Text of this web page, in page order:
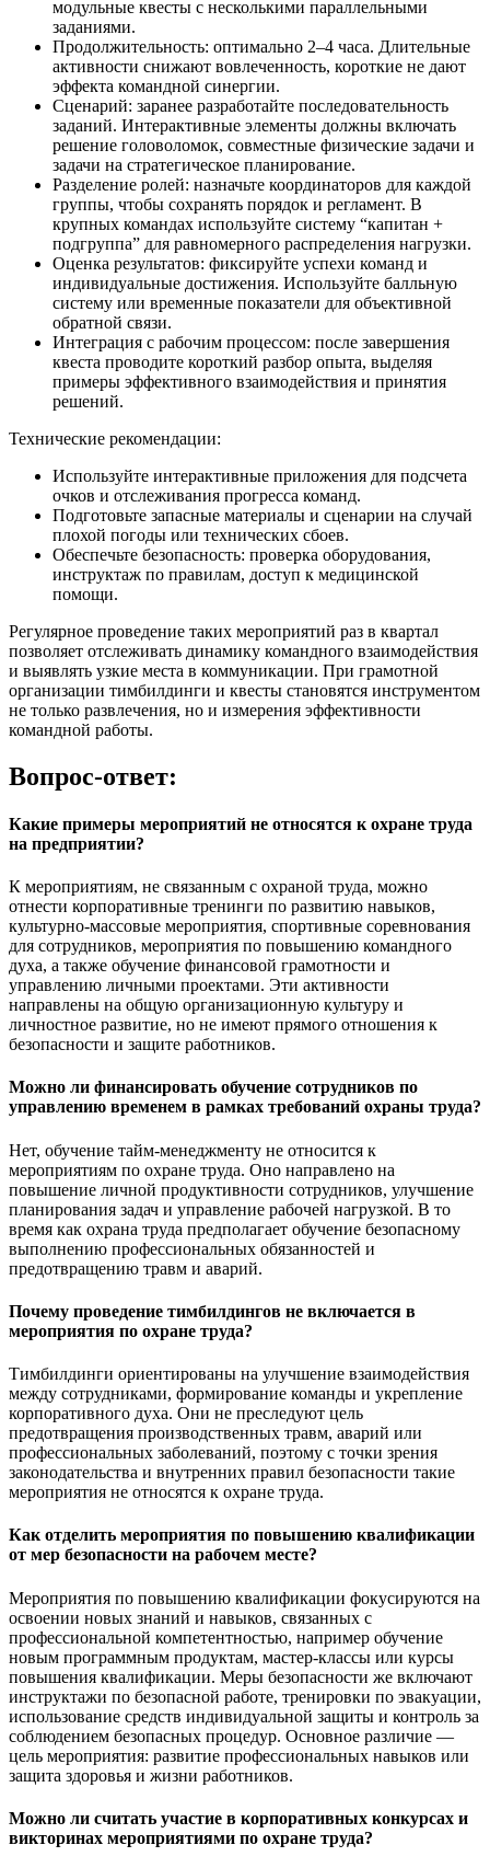
модульные квесты с несколькими параллельными
заданиями.
Продолжительность: оптимально 2–4 часа. Длительные
активности снижают вовлеченность, короткие не дают
эффекта командной синергии.
Сценарий: заранее разработайте последовательность
заданий. Интерактивные элементы должны включать
решение головоломок, совместные физические задачи и
задачи на стратегическое планирование.
Разделение ролей: назначьте координаторов для каждой
группы, чтобы сохранять порядок и регламент. В
крупных командах используйте систему “капитан +
подгруппа” для равномерного распределения нагрузки.
Оценка результатов: фиксируйте успехи команд и
индивидуальные достижения. Используйте балльную
систему или временные показатели для объективной
обратной связи.
Интеграция с рабочим процессом: после завершения
квеста проводите короткий разбор опыта, выделяя
примеры эффективного взаимодействия и принятия
решений.
Технические рекомендации:
Используйте интерактивные приложения для подсчета
очков и отслеживания прогресса команд.
Подготовьте запасные материалы и сценарии на случай
плохой погоды или технических сбоев.
Обеспечьте безопасность: проверка оборудования,
инструктаж по правилам, доступ к медицинской
помощи.
Регулярное проведение таких мероприятий раз в квартал
позволяет отслеживать динамику командного взаимодействия
и выявлять узкие места в коммуникации. При грамотной
организации тимбилдинги и квесты становятся инструментом
не только развлечения, но и измерения эффективности
командной работы.
Вопрос-ответ:
Какие примеры мероприятий не относятся к охране труда
на предприятии?
К мероприятиям, не связанным с охраной труда, можно
отнести корпоративные тренинги по развитию навыков,
культурно-массовые мероприятия, спортивные соревнования
для сотрудников, мероприятия по повышению командного
духа, а также обучение финансовой грамотности и
управлению личными проектами. Эти активности
направлены на общую организационную культуру и
личностное развитие, но не имеют прямого отношения к
безопасности и защите работников.
Можно ли финансировать обучение сотрудников по
управлению временем в рамках требований охраны труда?
Нет, обучение тайм-менеджменту не относится к
мероприятиям по охране труда. Оно направлено на
повышение личной продуктивности сотрудников, улучшение
планирования задач и управление рабочей нагрузкой. В то
время как охрана труда предполагает обучение безопасному
выполнению профессиональных обязанностей и
предотвращению травм и аварий.
Почему проведение тимбилдингов не включается в
мероприятия по охране труда?
Тимбилдинги ориентированы на улучшение взаимодействия
между сотрудниками, формирование команды и укрепление
корпоративного духа. Они не преследуют цель
предотвращения производственных травм, аварий или
профессиональных заболеваний, поэтому с точки зрения
законодательства и внутренних правил безопасности такие
мероприятия не относятся к охране труда.
Как отделить мероприятия по повышению квалификации
от мер безопасности на рабочем месте?
Мероприятия по повышению квалификации фокусируются на
освоении новых знаний и навыков, связанных с
профессиональной компетентностью, например обучение
новым программным продуктам, мастер-классы или курсы
повышения квалификации. Меры безопасности же включают
инструктажи по безопасной работе, тренировки по эвакуации,
использование средств индивидуальной защиты и контроль за
соблюдением безопасных процедур. Основное различие —
цель мероприятия: развитие профессиональных навыков или
защита здоровья и жизни работников.
Можно ли считать участие в корпоративных конкурсах и
викторинах мероприятиями по охране труда?